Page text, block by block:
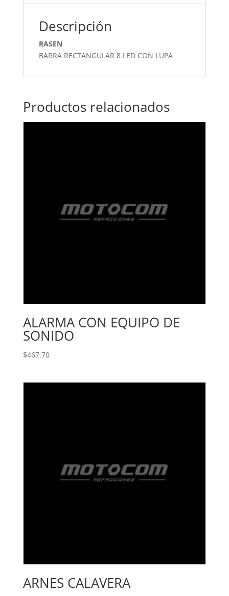
Descripción
RASEN
BARRA RECTANGULAR 8 LED CON LUPA
Productos relacionados
ALARMA CON EQUIPO DE
SONIDO
$467.70
ARNES CALAVERA